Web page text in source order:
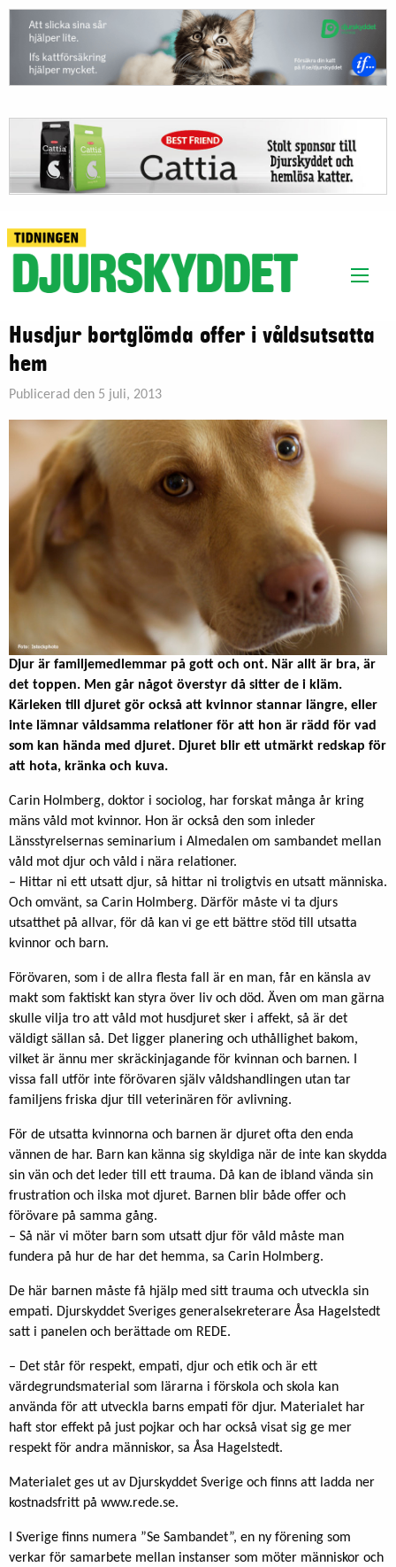
Husdjur bortglömda offer i våldsutsatta
hem
Publicerad den 5 juli, 2013
Djur är familjemedlemmar på gott och ont. När allt är bra, är
det toppen. Men går något överstyr då sitter de i kläm.
Kärleken till djuret gör också att kvinnor stannar längre, eller
inte lämnar våldsamma relationer för att hon är rädd för vad
som kan hända med djuret. Djuret blir ett utmärkt redskap för
att hota, kränka och kuva.
Carin Holmberg, doktor i sociolog, har forskat många år kring
mäns våld mot kvinnor. Hon är också den som inleder
Länsstyrelsernas seminarium i Almedalen om sambandet mellan
våld mot djur och våld i nära relationer.
– Hittar ni ett utsatt djur, så hittar ni troligtvis en utsatt människa.
Och omvänt, sa Carin Holmberg. Därför måste vi ta djurs
utsatthet på allvar, för då kan vi ge ett bättre stöd till utsatta
kvinnor och barn.
Förövaren, som i de allra flesta fall är en man, får en känsla av
makt som faktiskt kan styra över liv och död. Även om man gärna
skulle vilja tro att våld mot husdjuret sker i affekt, så är det
väldigt sällan så. Det ligger planering och uthållighet bakom,
vilket är ännu mer skräckinjagande för kvinnan och barnen. I
vissa fall utför inte förövaren själv våldshandlingen utan tar
familjens friska djur till veterinären för avlivning.
För de utsatta kvinnorna och barnen är djuret ofta den enda
vännen de har. Barn kan känna sig skyldiga när de inte kan skydda
sin vän och det leder till ett trauma. Då kan de ibland vända sin
frustration och ilska mot djuret. Barnen blir både offer och
förövare på samma gång.
– Så när vi möter barn som utsatt djur för våld måste man
fundera på hur de har det hemma, sa Carin Holmberg.
De här barnen måste få hjälp med sitt trauma och utveckla sin
empati. Djurskyddet Sveriges generalsekreterare Åsa Hagelstedt
satt i panelen och berättade om REDE.
– Det står för respekt, empati, djur och etik och är ett
värdegrundsmaterial som lärarna i förskola och skola kan
använda för att utveckla barns empati för djur. Materialet har
haft stor effekt på just pojkar och har också visat sig ge mer
respekt för andra människor, sa Åsa Hagelstedt.
Materialet ges ut av Djurskyddet Sverige och finns att ladda ner
kostnadsfritt på www.rede.se.
I Sverige finns numera ”Se Sambandet”, en ny förening som
verkar för samarbete mellan instanser som möter människor och